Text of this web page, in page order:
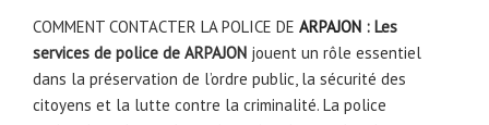
COMMENT CONTACTER LA POLICE DE ARPAJON : Les
services de police de ARPAJON jouent un rôle essentiel
dans la préservation de l’ordre public, la sécurité des
citoyens et la lutte contre la criminalité. La police